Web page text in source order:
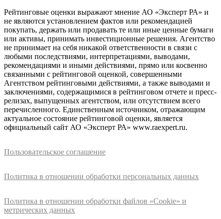
Рейтинговые оценки выражают мнение АО «Эксперт РА» и
не являются установлением фактов или рекомендацией
покупать, держать или продавать те или иные ценные бумаги
или активы, принимать инвестиционные решения. Агентство
не принимает на себя никакой ответственности в связи с
любыми последствиями, интерпретациями, выводами,
рекомендациями и иными действиями, прямо или косвенно
связанными с рейтинговой оценкой, совершенными
Агентством рейтинговыми действиями, а также выводами и
заключениями, содержащимися в рейтинговом отчете и пресс-
релизах, выпущенных агентством, или отсутствием всего
перечисленного. Единственным источником, отражающим
актуальное состояние рейтинговой оценки, является
официальный сайт АО «Эксперт РА» www.raexpert.ru.
Пользовательское соглашение
Политика в отношении обработки персональных данных
Политика в отношении обработки файлов «Cookie» и
метрических данных